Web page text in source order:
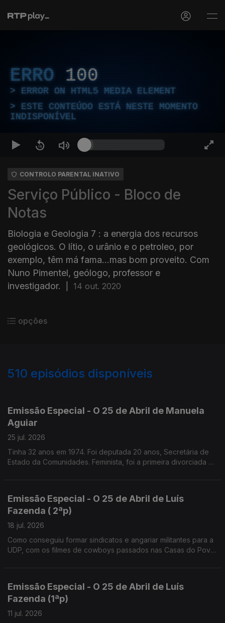
ERRO 100
ERROR ON HTML5 MEDIA ELEMENT
ESTE CONTEÚDO ESTÁ NESTE MOMENTO
INDISPONÍVEL
CONTROLO PARENTAL INATIVO
Serviço Público - Bloco de
Notas
Biologia e Geologia 7 : a energia dos recursos
geológicos. O lítio, o urânio e o petroleo, por
exemplo, têm má fama...mas bom proveito. Com
Nuno Pimentel, geólogo, professor e
investigador.
14 out. 2020
opções
510 episódios disponíveis
Emissão Especial - O 25 de Abril de Manuela
Aguiar
25 jul. 2026
Tinha 32 anos em 1974. Foi deputada 20 anos, Secretária de
Estado da Comunidades. Feminista, foi a primeira divorciada na
Emissão Especial - O 25 de Abril de Luís
Fazenda ( 2ªp)
18 jul. 2026
Como conseguiu formar sindicatos e angariar militantes para a
UDP, com os filmes de cowboys passados nas Casas do Povo
Emissão Especial - O 25 de Abril de Luís
Fazenda (1ªp)
11 jul. 2026